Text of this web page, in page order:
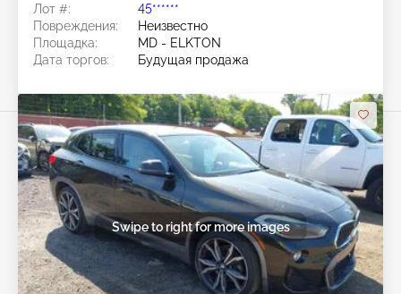
Лот #:
45******
Повреждения:
Неизвестно
Площадка:
MD - ELKTON
Дата торгов:
Будущая продажа
Swipe to right for more images